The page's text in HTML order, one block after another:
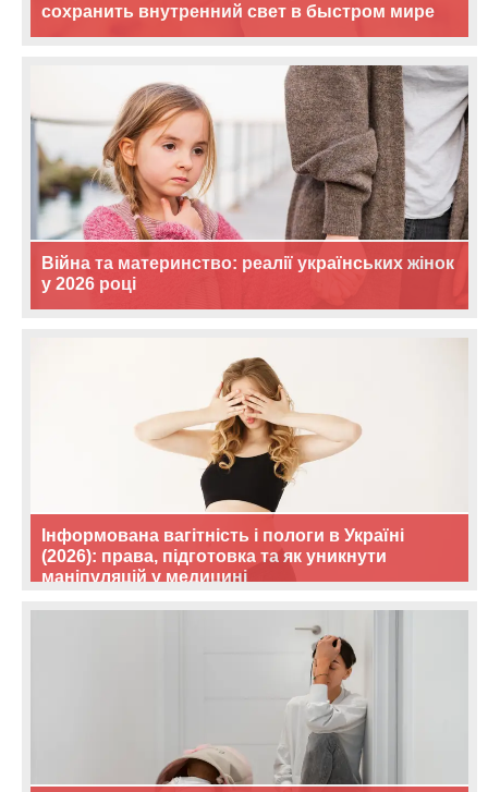
сохранить внутренний свет в быстром мире
Війна та материнство: реалії українських жінок
у 2026 році
Інформована вагітність і пологи в Україні
(2026): права, підготовка та як уникнути
маніпуляцій у медицині